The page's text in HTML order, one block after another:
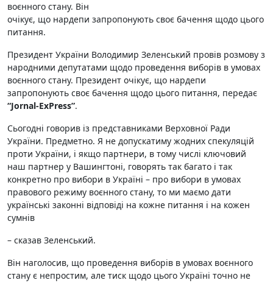
воєнного стану. Він
очікує, що нардепи запропонують своє бачення щодо цього
питання.
Президент України Володимир Зеленський провів розмову з
народними депутатами щодо проведення виборів в умовах
воєнного стану. Президент очікує, що нардепи
запропонують своє бачення щодо цього питання, передає
“Jornal-ExPress”.
Сьогодні говорив із представниками Верховної Ради
України. Предметно. Я не допускатиму жодних спекуляцій
проти України, і якщо партнери, в тому числі ключовий
наш партнер у Вашингтоні, говорять так багато і так
конкретно про вибори в Україні – про вибори в умовах
правового режиму воєнного стану, то ми маємо дати
українські законні відповіді на кожне питання і на кожен
сумнів
– сказав Зеленський.
Він наголосив, що проведення виборів в умовах воєнного
стану є непростим, але тиск щодо цього Україні точно не